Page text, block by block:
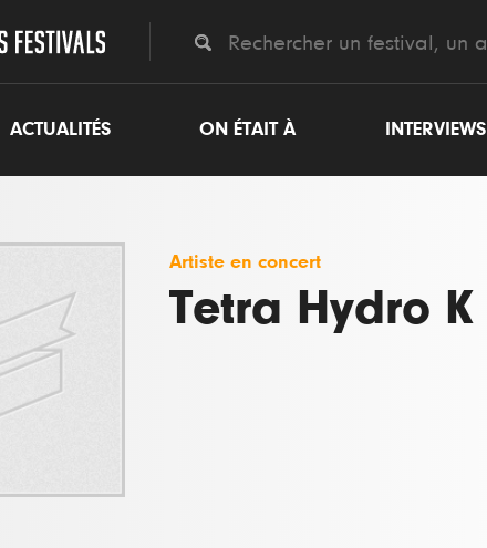
ACTUALITÉS ON ÉTAIT À INTERVIEWS
Artiste en concert
Tetra Hydro K